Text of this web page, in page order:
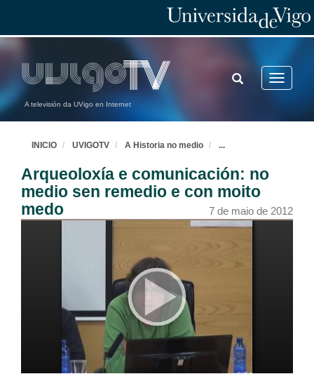
A televisión da UVigo en Internet
Toggle
TOGGLE
SEARCH
INICIO UVIGOTV A Historia no medio ...
Arqueoloxía e comunicación: no
medio sen remedio e con moito
medo
7 de maio de 2012